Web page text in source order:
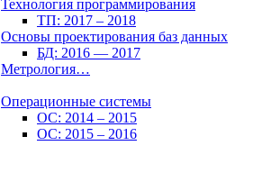
Технология программирования
ТП: 2017 – 2018
Основы проектирования баз данных
БД: 2016 — 2017
Метрология…
Операционные системы
ОС: 2014 – 2015
ОС: 2015 – 2016